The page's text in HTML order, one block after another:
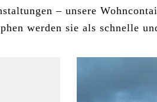
– unsere
werden sie als schnelle